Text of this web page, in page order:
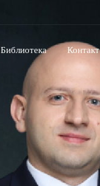
Библиотека Контакт